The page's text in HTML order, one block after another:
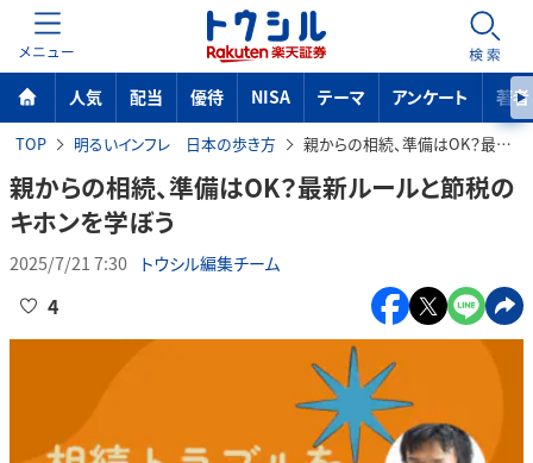
MENU 検索
人気 配当 優待 NISA テーマ アンケート 著者
TOP 明るいインフレ 日本の歩き方 親からの相続、準備はOK？最新ルールと節税のキホンを学ぼう
親からの相続、準備はOK？最新ルールと節税の
キホンを学ぼう
2025/7/21 7:30 トウシル編集チーム
4